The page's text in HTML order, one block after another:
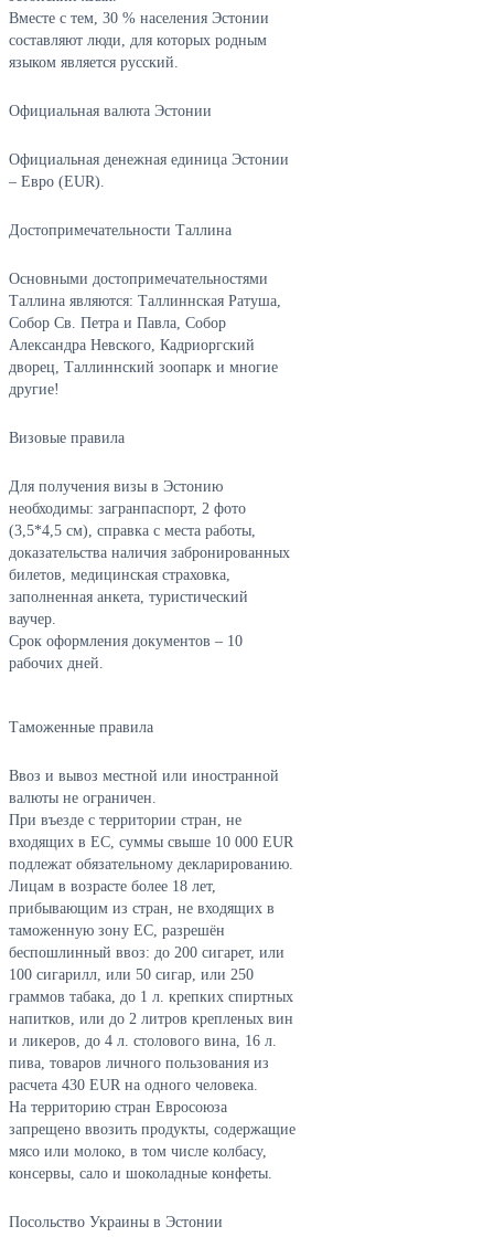
Вместе с тем, 30 % населения Эстонии
составляют люди, для которых родным
языком является русский.
Официальная валюта Эстонии
Официальная денежная единица Эстонии
– Евро (EUR).
Достопримечательности Таллина
Основными достопримечательностями
Таллина являются: Таллиннская Ратуша,
Собор Св. Петра и Павла, Собор
Александра Невского, Кадриоргский
дворец, Таллиннский зоопарк и многие
другие!
Визовые правила
Для получения визы в Эстонию
необходимы: загранпаспорт, 2 фото
(3,5*4,5 см), справка с места работы,
доказательства наличия забронированных
билетов, медицинская страховка,
заполненная анкета, туристический
ваучер.
Срок оформления документов – 10
рабочих дней.
Таможенные правила
Ввоз и вывоз местной или иностранной
валюты не ограничен.
При въезде с территории стран, не
входящих в ЕС, суммы свыше 10 000 EUR
подлежат обязательному декларированию.
Лицам в возрасте более 18 лет,
прибывающим из стран, не входящих в
таможенную зону ЕС, разрешён
беспошлинный ввоз: до 200 сигарет, или
100 сигарилл, или 50 сигар, или 250
граммов табака, до 1 л. крепких спиртных
напитков, или до 2 литров крепленых вин
и ликеров, до 4 л. столового вина, 16 л.
пива, товаров личного пользования из
расчета 430 EUR на одного человека.
На территорию стран Евросоюза
запрещено ввозить продукты, содержащие
мясо или молоко, в том числе колбасу,
консервы, сало и шоколадные конфеты.
Посольство Украины в Эстонии